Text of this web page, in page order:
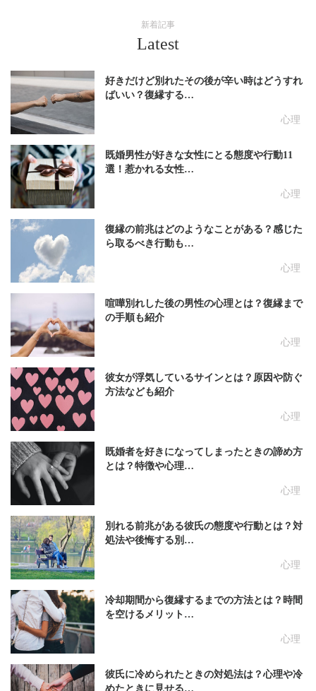
新着記事
Latest
心理
好きだけど別れたその後が辛い時はどうすれ
ばいい？復縁する…
心理
既婚男性が好きな女性にとる態度や行動11
選！惹かれる女性…
心理
復縁の前兆はどのようなことがある？感じた
ら取るべき行動も…
心理
喧嘩別れした後の男性の心理とは？復縁まで
の手順も紹介
心理
彼女が浮気しているサインとは？原因や防ぐ
方法なども紹介
心理
既婚者を好きになってしまったときの諦め方
とは？特徴や心理…
心理
別れる前兆がある彼氏の態度や行動とは？対
処法や後悔する別…
心理
冷却期間から復縁するまでの方法とは？時間
を空けるメリット…
彼氏に冷められたときの対処法は？心理や冷
めたときに見せる…